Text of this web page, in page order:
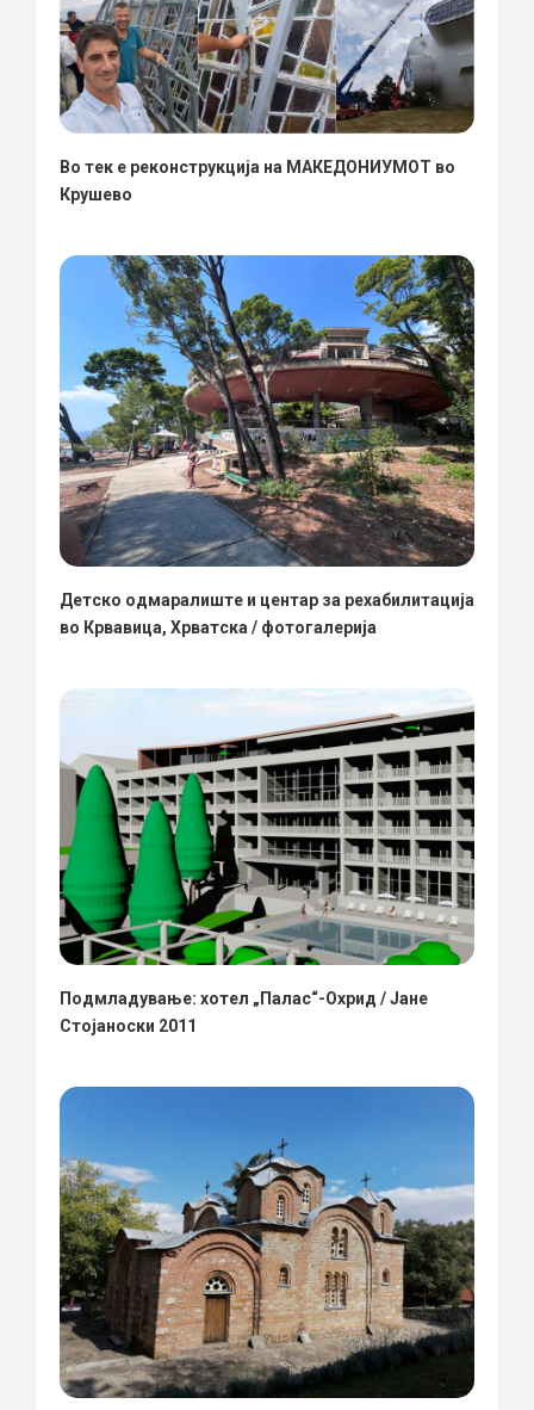
Во тек е реконструкција на МАКЕДОНИУМОТ во
Крушево
Детско одмаралиште и центар за рехабилитација
во Крвавица, Хрватска / фотогалерија
Подмладување: хотел „Палас“-Охрид / Јане
Стојаноски 2011